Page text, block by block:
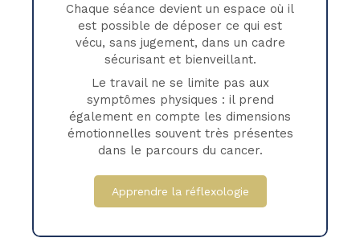
Chaque séance devient un espace où il
est possible de déposer ce qui est
vécu, sans jugement, dans un cadre
sécurisant et bienveillant.
Le travail ne se limite pas aux
symptômes physiques : il prend
également en compte les dimensions
émotionnelles souvent très présentes
dans le parcours du cancer.
Apprendre la réflexologie